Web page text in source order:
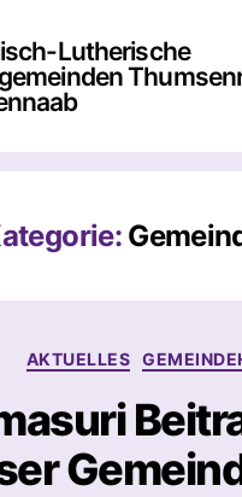
Lutherische
AKTUELLES